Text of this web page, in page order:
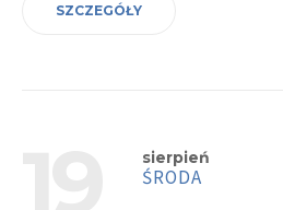
SZCZEGÓŁY
sierpień
ŚRODA